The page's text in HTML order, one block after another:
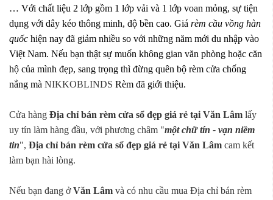
… Với chất liệu 2 lớp gồm 1 lớp vải và 1 lớp voan mỏng, sự tiện
dụng với dây kéo thông minh, độ bền cao. Giá rèm cầu vồng hàn
quốc hiện nay đã giảm nhiều so với những năm mới du nhập vào
Việt Nam. Nếu bạn thật sự muốn không gian văn phòng hoặc căn
hộ của mình đẹp, sang trọng thì đừng quên bộ rèm cửa chống
nắng mà NIKKOBLINDS Rèm đã giới thiệu.
Cửa hàng Địa chỉ bán rèm cửa sổ đẹp giá rẻ tại Văn Lâm lấy
uy tín làm hàng đầu, với phương châm "một chữ tín - vạn niềm
tin", Địa chỉ bán rèm cửa sổ đẹp giá rẻ tại Văn Lâm cam kết
làm bạn hài lòng.
Nếu bạn đang ởVăn Lâm và có nhu cầu mua Địa chỉ bán rèm